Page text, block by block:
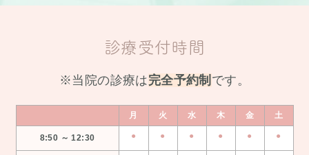
診療受付時間
※当院の診療は完全予約制 です。
月 火 水 木 金 土
8:50 ～ 12:30 ● ● ● ● ● ●